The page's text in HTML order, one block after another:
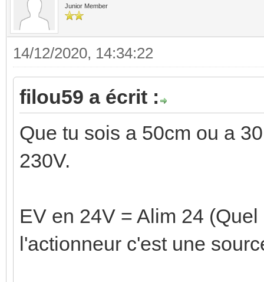
Junior Member
14/12/2020, 14:34:22
filou59 a écrit :
Que tu sois a 50cm ou a
230V.
EV en 24V = Alim 24
l'actionneur c'est une